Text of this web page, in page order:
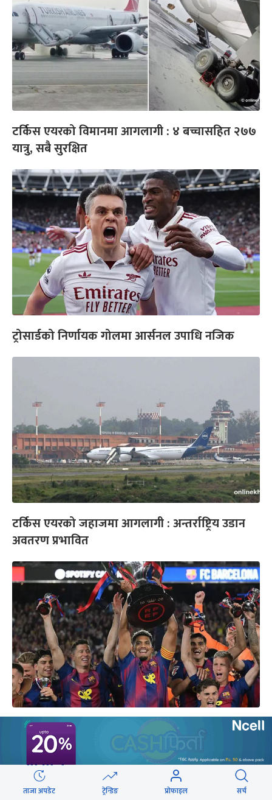
टर्किस एयरको विमानमा आगलागी : ४ बच्चासहित २७७
यात्रु, सबै सुरक्षित
ट्रोसार्डको निर्णायक गोलमा आर्सनल उपाधि नजिक
टर्किस एयरको जहाजमा आगलागी : अन्तर्राष्ट्रिय उडान
अवतरण प्रभावित
‘एल क्लासिको’ जित्दै बार्सिलोना ला लिगा च्याम्पियन
यो पनि
ताजा अपडेट ट्रेन्डिङ प्रोफाइल सर्च